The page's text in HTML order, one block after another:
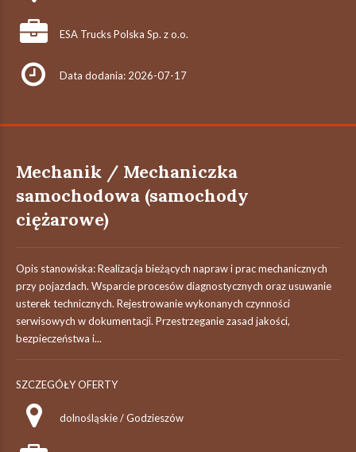
ESA Trucks Polska Sp. z o.o.
Data dodania: 2026-07-17
Mechanik / Mechaniczka
samochodowa (samochody
ciężarowe)
Opis stanowiska: Realizacja bieżących napraw i prac mechanicznych
przy pojazdach. Wsparcie procesów diagnostycznych oraz usuwanie
usterek technicznych. Rejestrowanie wykonanych czynności
serwisowych w dokumentacji. Przestrzeganie zasad jakości,
bezpieczeństwa i...
SZCZEGÓŁY OFERTY
dolnośląskie / Godzieszów